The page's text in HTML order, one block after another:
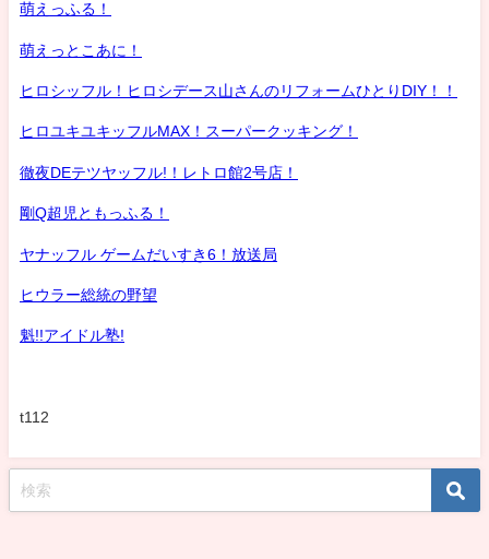
萌えっふる！
萌えっとこあに！
ヒロシッフル！ヒロシデース山さんのリフォームひとりDIY！！
ヒロユキユキッフルMAX！スーパークッキング！
徹夜DEテツヤッフル!！レトロ館2号店！
剛Q超児ともっふる！
ヤナッフル ゲームだいすき6！放送局
ヒウラー総統の野望
魁!!アイドル塾!
t112